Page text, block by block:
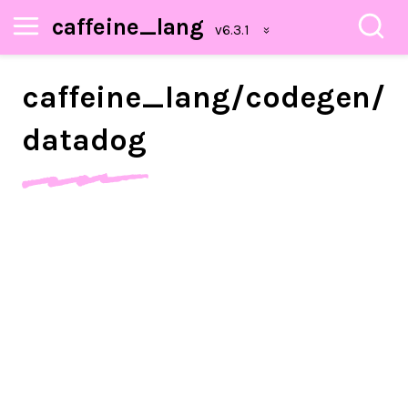
caffeine_lang
caffeine_lang/codegen/
datadog